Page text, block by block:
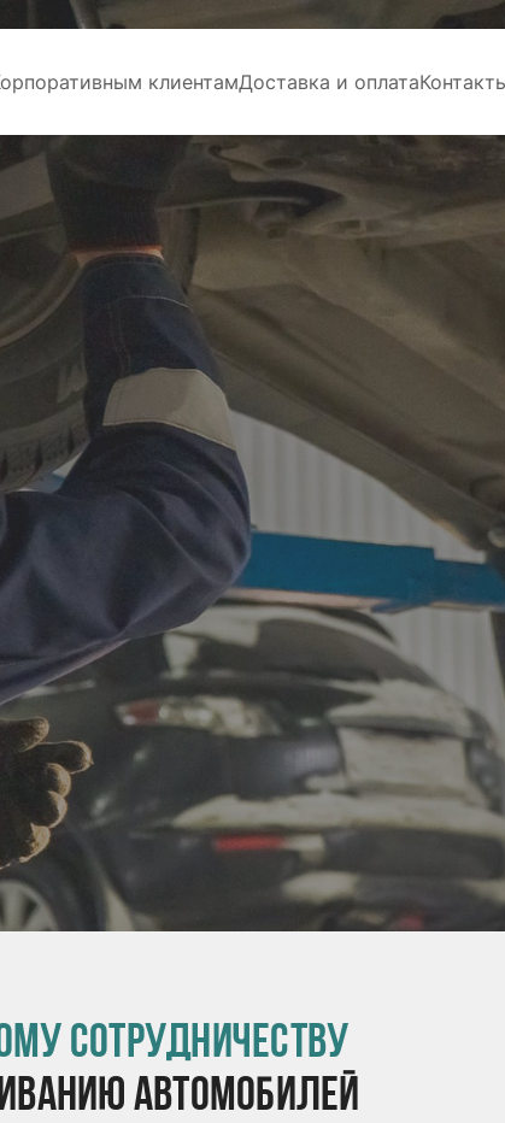
клиентамДоставка и оплата
сотрудничеству
автомобилей